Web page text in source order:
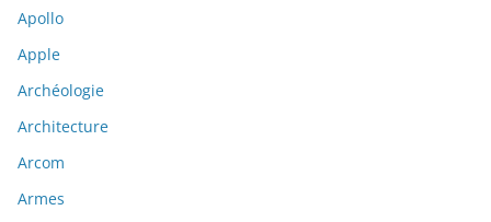
Apollo
Apple
Archéologie
Architecture
Arcom
Armes